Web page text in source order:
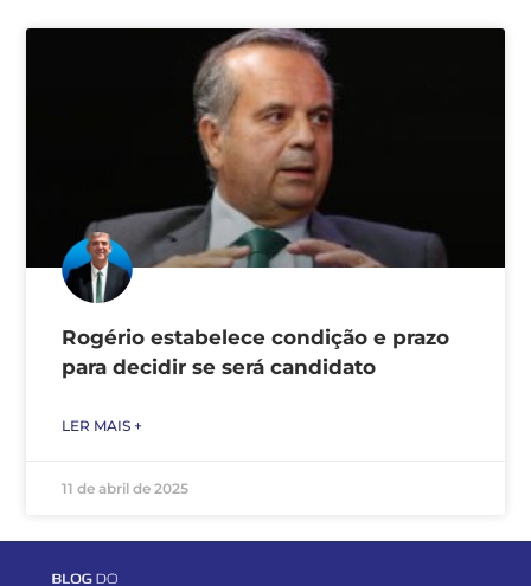
Rogério estabelece condição e prazo
para decidir se será candidato
LER MAIS +
11 de abril de 2025